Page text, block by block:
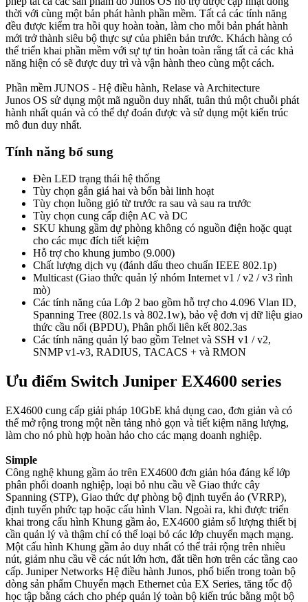
thời với cùng một bản phát hành phần mềm. Tất cả các tính năng
đều được kiểm tra hồi quy hoàn toàn, làm cho mỗi bản phát hành
mới trở thành siêu bộ thực sự của phiên bản trước. Khách hàng có
thể triển khai phần mềm với sự tự tin hoàn toàn rằng tất cả các khả
năng hiện có sẽ được duy trì và vận hành theo cùng một cách.
Phần mềm JUNOS - Hệ điều hành, Relase và Architecture
Junos OS sử dụng một mã nguồn duy nhất, tuân thủ một chuỗi phát
hành nhất quán và có thể dự đoán được và sử dụng một kiến ​​trúc
mô đun duy nhất.
Tính năng bổ sung
Đèn LED trạng thái hệ thống
Tùy chọn gắn giá hai và bốn bài linh hoạt
Tùy chọn luồng gió từ trước ra sau và sau ra trước
Tùy chọn cung cấp điện AC và DC
SKU khung gầm dự phòng không có nguồn điện hoặc quạt
cho các mục đích tiết kiệm
Hỗ trợ cho khung jumbo (9.000)
Chất lượng dịch vụ (đánh dấu theo chuẩn IEEE 802.1p)
Multicast (Giao thức quản lý nhóm Internet v1 / v2 / v3 rình
mò)
Các tính năng của Lớp 2 bao gồm hỗ trợ cho 4.096 Vlan ID,
Spanning Tree (802.1s và 802.1w), bảo vệ đơn vị dữ liệu giao
thức cầu nối (BPDU), Phân phối liên kết 802.3as
Các tính năng quản lý bao gồm Telnet và SSH v1 / v2,
SNMP v1-v3, RADIUS, TACACS + và RMON
Ưu điểm Switch Juniper EX4600 series
EX4600 cung cấp giải pháp 10GbE khả dụng cao, đơn giản và có
thể mở rộng trong một nền tảng nhỏ gọn và tiết kiệm năng lượng,
làm cho nó phù hợp hoàn hảo cho các mạng doanh nghiệp.
Simple
Công nghệ khung gầm ảo trên EX4600 đơn giản hóa đáng kể lớp
phân phối doanh nghiệp, loại bỏ nhu cầu về Giao thức cây
Spanning (STP), Giao thức dự phòng bộ định tuyến ảo (VRRP),
định tuyến phức tạp hoặc cấu hình Vlan. Ngoài ra, khi được triển
khai trong cấu hình Khung gầm ảo, EX4600 giảm số lượng thiết bị
cần quản lý và thậm chí có thể loại bỏ các lớp chuyển mạch mạng.
Một cấu hình Khung gầm ảo duy nhất có thể trải rộng trên nhiều
nút, giảm nhu cầu về các nút lớn hơn, đắt tiền hơn trên các tầng cao
cấp. Juniper Networks Hệ điều hành Junos, phổ biến trong toàn bộ
dòng sản phẩm Chuyển mạch Ethernet của EX Series, tăng tốc độ
học tập bằng cách cho phép quản lý toàn bộ kiến ​​trúc bằng một bộ